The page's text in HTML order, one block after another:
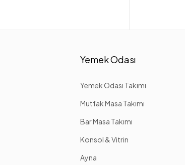
Yemek Odası
Yemek Odası Takımı
Mutfak Masa Takımı
Bar Masa Takımı
Konsol & Vitrin
Ayna